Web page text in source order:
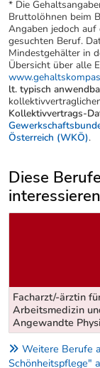
* Die
Bruttolöhnen beim
Angaben jedoch
gesuchten Beruf.
Mindestgehälter in
Übersicht über alle
lt. typisch
Kollektivvertrags-
Österreich (WKÖ).
Diese
Uber weitere
Facharzt/-ärztin
Arbeitsmedizin
Angewandte
Weitere Berufe
Schönheitspflege"